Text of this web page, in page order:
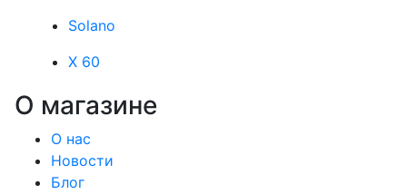
Solano
X 60
О магазине
О нас
Новости
Блог